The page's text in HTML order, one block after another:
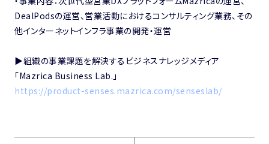
DealPodsの運営、営業活動におけるコンサルティング業務、その
他インターネットインフラ事業の開発・運営
▶︎組織の事業課題を解決するビジネスナレッジメディア
「Mazrica Business Lab.」
https://product-senses.mazrica.com/senseslab/